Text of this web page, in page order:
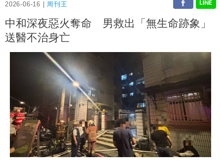
2026-06-16 | 周刊王
中和深夜惡火奪命 男救出「無生命跡象」
送醫不治身亡